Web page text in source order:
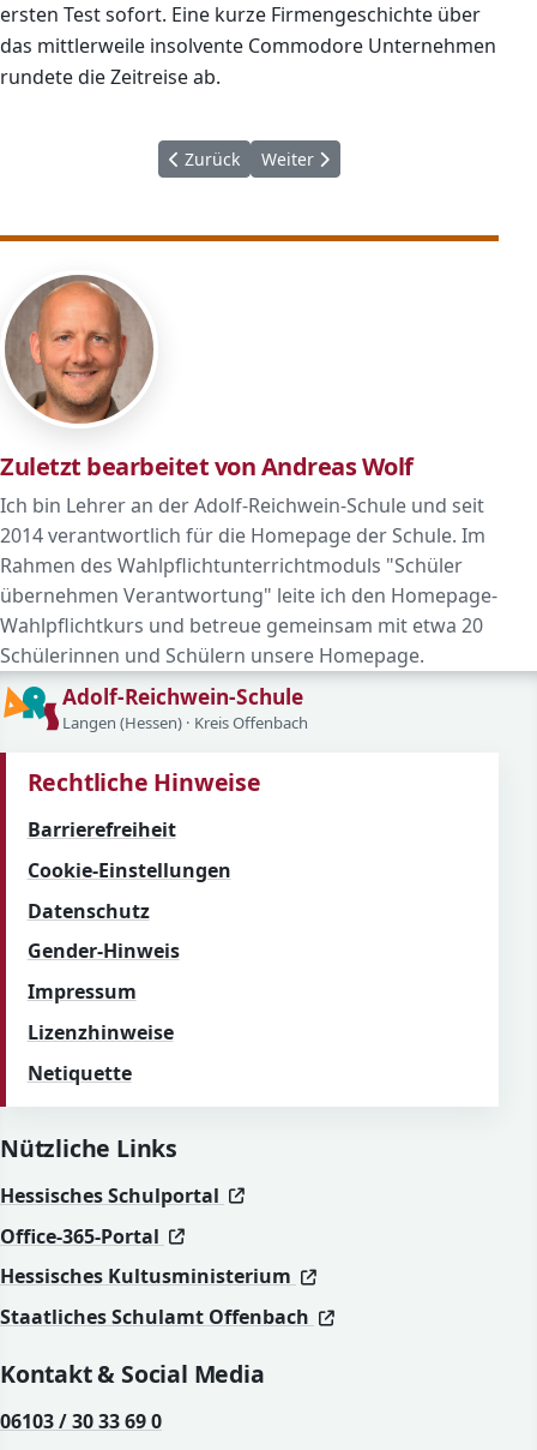
ersten Test sofort. Eine kurze Firmengeschichte über
das mittlerweile insolvente Commodore Unternehmen
rundete die Zeitreise ab.
Vorheriger Beitrag: Unsere
Zurück Nächster Beitrag: Abschlussball
Weiter
Zuletzt bearbeitet von Andreas Wolf
Ich bin Lehrer an der Adolf-Reichwein-Schule und seit
2014 verantwortlich für die Homepage der Schule. Im
Rahmen des Wahlpflichtunterrichtmoduls "Schüler
übernehmen Verantwortung" leite ich den Homepage-
Wahlpflichtkurs und betreue gemeinsam mit etwa 20
Schülerinnen und Schülern unsere Homepage.
Adolf-Reichwein-Schule
Langen (Hessen) · Kreis Offenbach
Rechtliche Hinweise
Barrierefreiheit
Cookie-Einstellungen
Datenschutz
Gender-Hinweis
Impressum
Lizenzhinweise
Netiquette
Nützliche Links
Hessisches Schulportal (öffnet in neuem Fenster)
(öffnet in neuem Fenster)
Office-365-Portal
(öffnet in neuem Fenster)
(öffnet in neuem Fenster)
Hessisches Kultusministerium
(öffnet in neuem
(öffnet in neuem
Staatliches Schulamt Offenbach
(öffnet in neuem
(öffnet in neuem
Kontakt & Social Media
06103 / 30 33 69 0